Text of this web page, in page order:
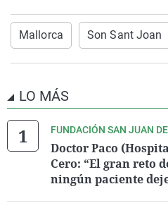
Mallorca Son Sant Joan
LO MÁS
FUNDACIÓN SAN JUAN
Doctor Paco
Cero: “El gran reto
ningún paciente